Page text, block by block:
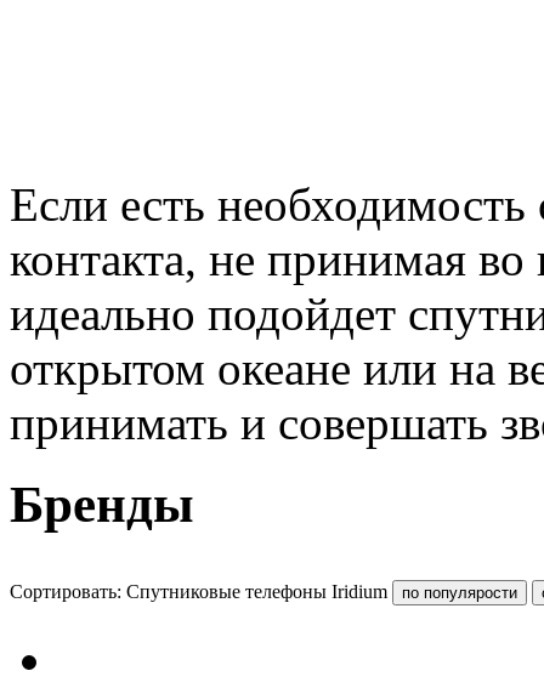
Если есть
контакта, не принимая
идеально подойдет
открытом океане или на
принимать и совершать
Бренды
Сортировать: Спутниковые телефоны Iridium